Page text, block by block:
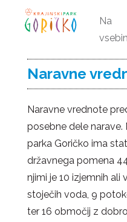
Na
Naravne
Naravne vrednote
posebne dele narave.
parka Goričko ima
državnega pomena
njimi je 10 izjemnih ali
stoječih voda, 9
ter 16 območij z